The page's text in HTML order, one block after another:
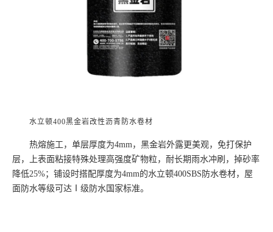
水立顿400黑金岩改性沥青防水卷材
热熔施工，单层厚度为4mm，黑金岩外露更美观，免打保护
层，上表面粘接特殊处理高强度矿物粒，耐长期雨水冲刷，掉砂率
降低25%；铺设时搭配厚度为4mm的水立顿400SBS防水卷材，屋
面防水等级可达Ⅰ级防水国家标准。